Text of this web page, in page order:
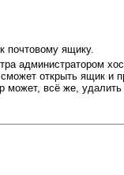
почтовому ящику.
администратором
открыть ящик и
может, всё же,